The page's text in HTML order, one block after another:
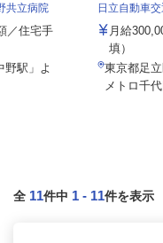
共立病院
／住宅手
野駅」よ
日立自動車
月給
填）
東京都足
メトロ千
全 11件中 1 - 11件を表示